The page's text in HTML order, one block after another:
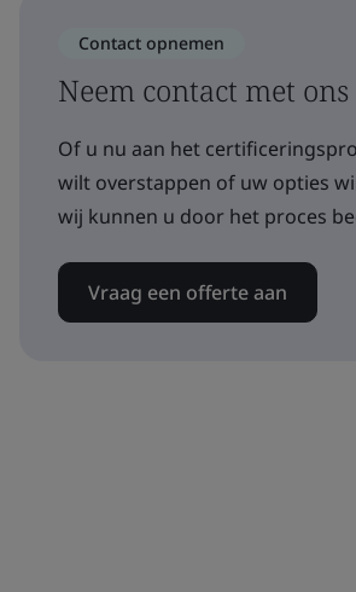
Contact opnemen
Neem contact met ons
Of u nu aan het
wilt overstappen of uw opties
wij kunnen u door het proces
Vraag een offerte aan